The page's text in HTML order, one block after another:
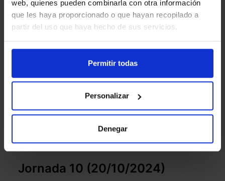
web, quienes pueden combinarla con otra información
que les haya proporcionado o que hayan recopilado a
partir del uso que haya hecho de sus servicios.
Permitir todas
Personalizar
Denegar
ESP / OVI-Mallorca
Girona-Athletic
Real Sociedad-Atlético de Madrid
UD Las Palmas-Celta
Valladolid-Rayo Vallecano
Jornada 10 (20/10/2024)